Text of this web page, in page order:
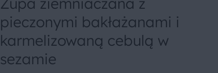
pieczonymi bakłażanami i
karmelizowaną cebulą w
sezamie